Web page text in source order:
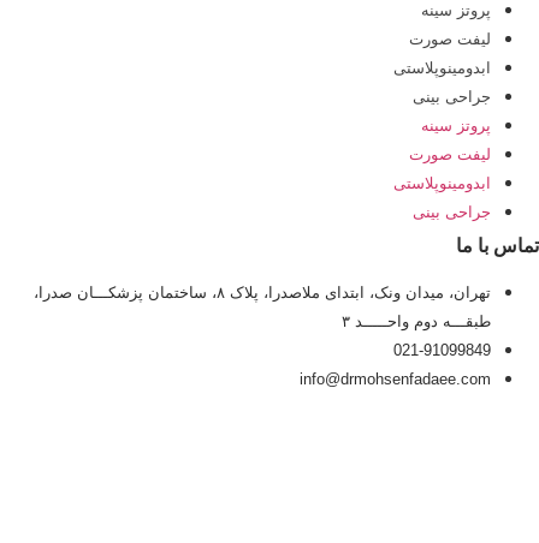
پروتز سینه
لیفت صورت
ابدومینوپلاستی
جراحی بینی
پروتز سینه
لیفت صورت
ابدومینوپلاستی
جراحی بینی
تماس با ما
تهران، میدان ونک، ابتدای ملاصدرا، پلاک ۸، ساختمان پزشکـــان صدرا،
طبقـــه دوم واحـــــد ۳
021-91099849
info@drmohsenfadaee.com